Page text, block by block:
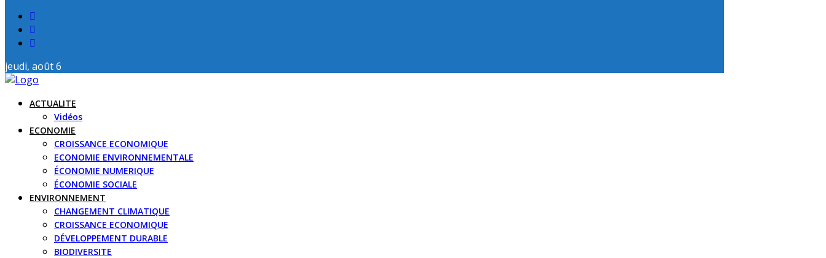
jeudi, août 6
ACTUALITE
Vidéos
ECONOMIE
CROISSANCE ECONOMIQUE
ECONOMIE ENVIRONNEMENTALE
ÉCONOMIE NUMERIQUE
ÉCONOMIE SOCIALE
ENVIRONNEMENT
CHANGEMENT CLIMATIQUE
CROISSANCE ECONOMIQUE
DÉVELOPPEMENT DURABLE
BIODIVERSITE